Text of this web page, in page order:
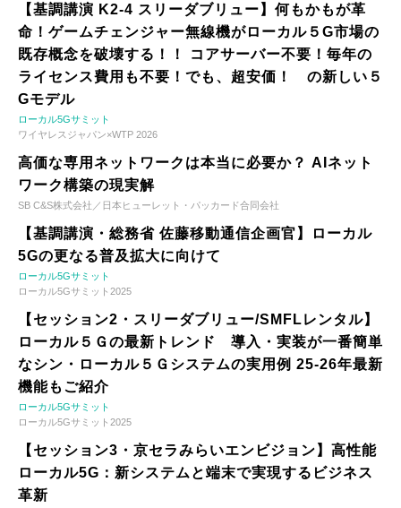
【基調講演 K2-4 スリーダブリュー】何もかもが革
命！ゲームチェンジャー無線機がローカル５G市場の
既存概念を破壊する！！ コアサーバー不要！毎年の
ライセンス費用も不要！でも、超安価！ の新しい５
Gモデル
ローカル5Gサミット
ワイヤレスジャパン×WTP 2026
高価な専用ネットワークは本当に必要か？ AIネット
ワーク構築の現実解
SB C&S株式会社／日本ヒューレット・パッカード合同会社
【基調講演・総務省 佐藤移動通信企画官】ローカル
5Gの更なる普及拡大に向けて
ローカル5Gサミット
ローカル5Gサミット2025
【セッション2・スリーダブリュー/SMFLレンタル】
ローカル５Ｇの最新トレンド 導入・実装が一番簡単
なシン・ローカル５Ｇシステムの実用例 25-26年最新
機能もご紹介
ローカル5Gサミット
ローカル5Gサミット2025
【セッション3・京セラみらいエンビジョン】高性能
ローカル5G：新システムと端末で実現するビジネス
革新